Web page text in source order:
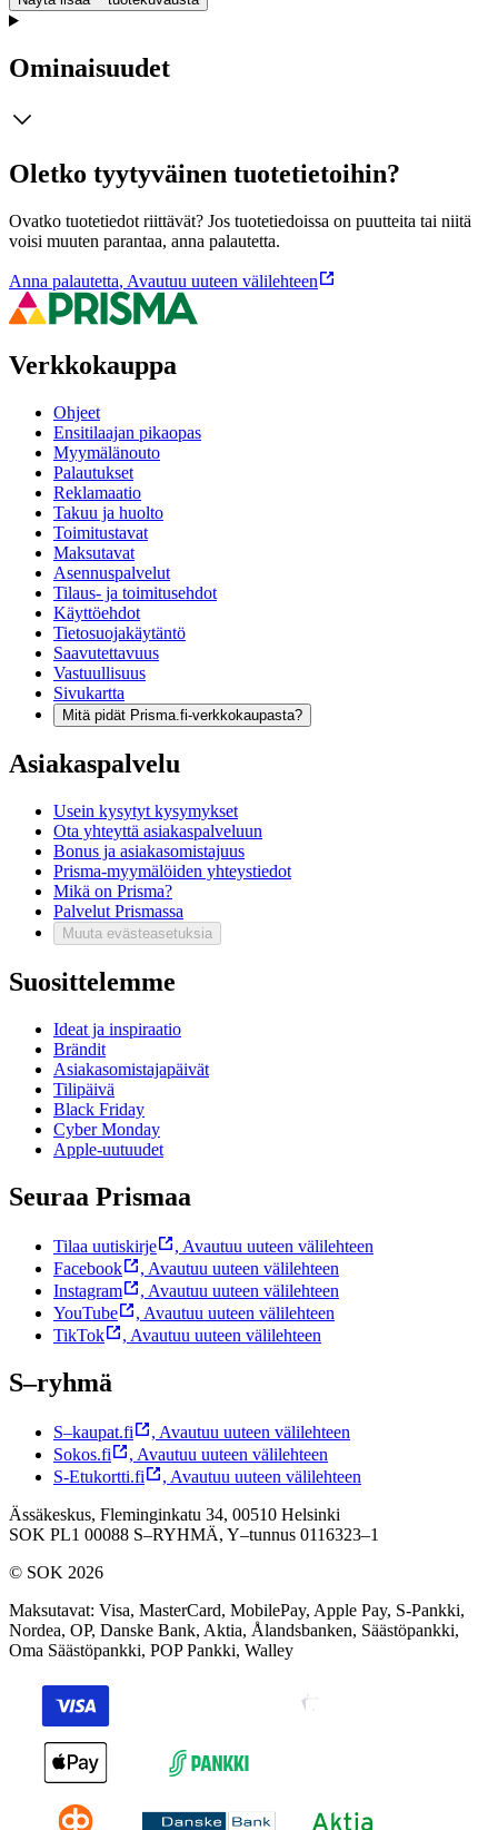
Ominaisuudet
Oletko tyytyväinen tuotetietoihin?
Ovatko tuotetiedot riittävät? Jos tuotetiedoissa on puutteita tai niitä
voisi muuten parantaa, anna palautetta.
Anna palautetta, Avautuu uuteen välilehteen
Verkkokauppa
Ohjeet
Ensitilaajan pikaopas
Myymälänouto
Palautukset
Reklamaatio
Takuu ja huolto
Toimitustavat
Maksutavat
Asennuspalvelut
Tilaus- ja toimitusehdot
Käyttöehdot
Tietosuojakäytäntö
Saavutettavuus
Vastuullisuus
Sivukartta
Mitä pidät Prisma.fi-verkkokaupasta?
Asiakaspalvelu
Usein kysytyt kysymykset
Ota yhteyttä asiakaspalveluun
Bonus ja asiakasomistajuus
Prisma-myymälöiden yhteystiedot
Mikä on Prisma?
Palvelut Prismassa
Muuta evästeasetuksia
Suosittelemme
Ideat ja inspiraatio
Brändit
Asiakasomistajapäivät
Tilipäivä
Black Friday
Cyber Monday
Apple-uutuudet
Seuraa Prismaa
Tilaa uutiskirje , Avautuu uuteen välilehteen
Facebook
, Avautuu uuteen välilehteen
Instagram
, Avautuu uuteen välilehteen
YouTube
, Avautuu uuteen välilehteen
TikTok
, Avautuu uuteen välilehteen
S–ryhmä
S–kaupat.fi , Avautuu uuteen välilehteen
Sokos.fi
, Avautuu uuteen välilehteen
S-Etukortti.fi
, Avautuu uuteen välilehteen
Ässäkeskus, Fleminginkatu 34, 00510 Helsinki
SOK PL1 00088 S–RYHMÄ, Y–tunnus 0116323–1
© SOK 2026
Maksutavat: Visa, MasterCard, MobilePay, Apple Pay, S-Pankki,
Nordea, OP, Danske Bank, Aktia, Ålandsbanken, Säästöpankki,
Oma Säästöpankki, POP Pankki, Walley